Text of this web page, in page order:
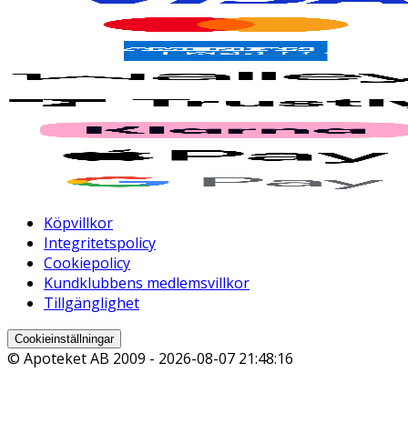
Köpvillkor
Integritetspolicy
Cookiepolicy
Kundklubbens medlemsvillkor
Tillgänglighet
Cookieinställningar
© Apoteket AB 2009 - 2026-08-07 21:48:16